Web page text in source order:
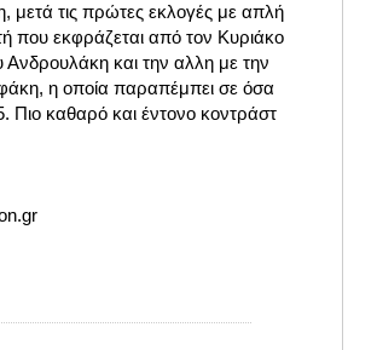
μετά τις πρώτες εκλογές με απλή
που εκφράζεται από τον Κυριάκο
Ανδρουλάκη και την αλλη με την
η οποία παραπέμπει σε όσα
Πιο καθαρό και έντονο κοντράστ